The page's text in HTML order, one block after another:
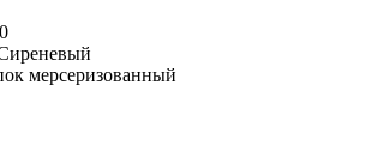
мерсеризованный